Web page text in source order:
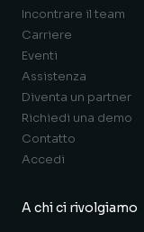
Incontrare il team
Carriere
Eventi
Assistenza
Diventa un partner
Richiedi una demo
Contatto
Accedi
A chi ci rivolgiamo